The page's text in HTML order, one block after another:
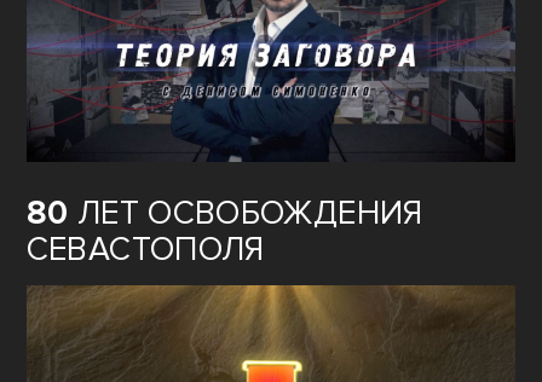
80 ЛЕТ ОСВОБОЖДЕНИЯ
СЕВАСТОПОЛЯ